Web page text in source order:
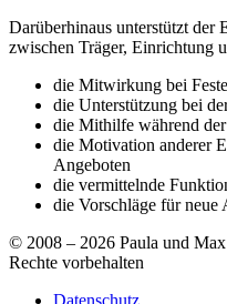
Darüberhinaus unterstützt der
zwischen Träger, Einrichtung
die Mitwirkung bei
die Unterstützung bei
die Mithilfe während
die Motivation anderer
Angeboten
die vermittelnde
die Vorschläge für neue
© 2008 – 2026 Paula und
Rechte vorbehalten
Datenschutz